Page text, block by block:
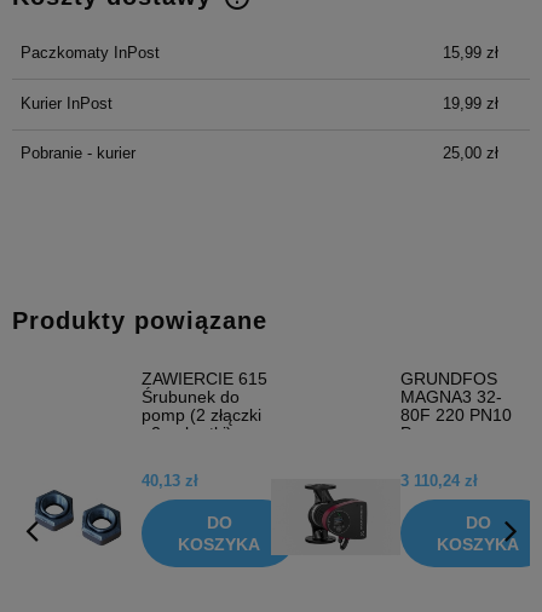
Cena nie zawiera ewentualnych kosztów płatności
Paczkomaty InPost 15,99 zł
Kurier InPost 19,99 zł
Pobranie - kurier 25,00 zł
Produkty powiązane
ZAWIERCIE 615
Śrubunek do
pomp (2 złączki
+2 nakrętki)
40,13 zł
DO
KOSZYKA
GRUNDFOS
MAGNA3 32-
80F 220 PN10
Pompa
3 110,24 zł
DO
KOSZYKA